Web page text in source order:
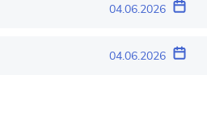
04.06.2026
04.06.2026